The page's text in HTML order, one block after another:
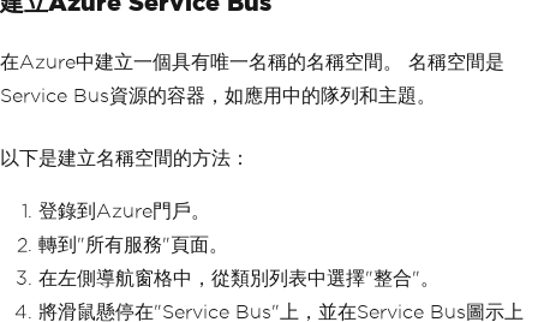
在Azure中建立一個具有唯一名稱的名稱空間。 名稱空間是
Service Bus資源的容器，如應用中的隊列和主題。
以下是建立名稱空間的方法：
登錄到Azure門戶。
轉到"所有服務"頁面。
在左側導航窗格中，從類別列表中選擇"整合"。
將滑鼠懸停在"Service Bus"上，並在Service Bus圖示上